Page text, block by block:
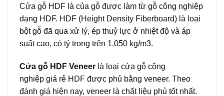
Cửa gỗ HDF là của gỗ được làm từ gỗ công nghiệp
dạng HDF. HDF (Height Density Fiberboard) là loại
bột gỗ đã qua xử lý, ép thuỷ lực ở nhiệt độ và áp
suất cao, có tỷ trọng trên 1.050 kg/m3.
Cửa gỗ HDF Veneer là loại cửa gỗ công
nghiệp giá rẻ HDF được phủ bằng veneer. Theo
đánh giá hiện nay, veneer là chất liệu phủ tốt nhất.